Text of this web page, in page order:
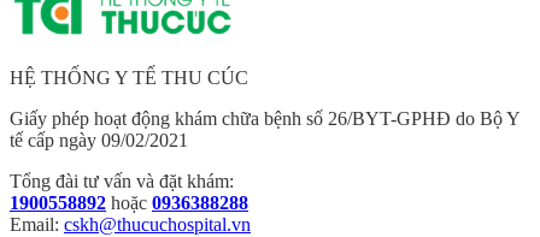
HỆ THỐNG Y TẾ THU CÚC
Giấy phép hoạt động khám chữa bệnh số 26/BYT-GPHĐ do Bộ Y
tế cấp ngày 09/02/2021
Tổng đài tư vấn và đặt khám:
1900558892 hoặc 0936388288
Email: cskh@thucuchospital.vn